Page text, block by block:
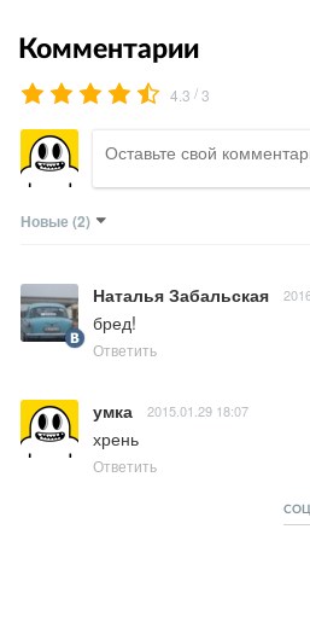
Комментарии
4.3 /3
Новые (2)
Наталья Забальская
бред!
Ответить
умка 2015.01.29 18:07
хрень
Ответить